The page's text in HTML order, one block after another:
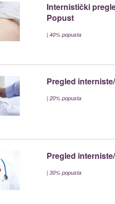
Internistički
Popust
| 40% popusta
Pregled
| 20% popusta
Pregled
| 30% popusta